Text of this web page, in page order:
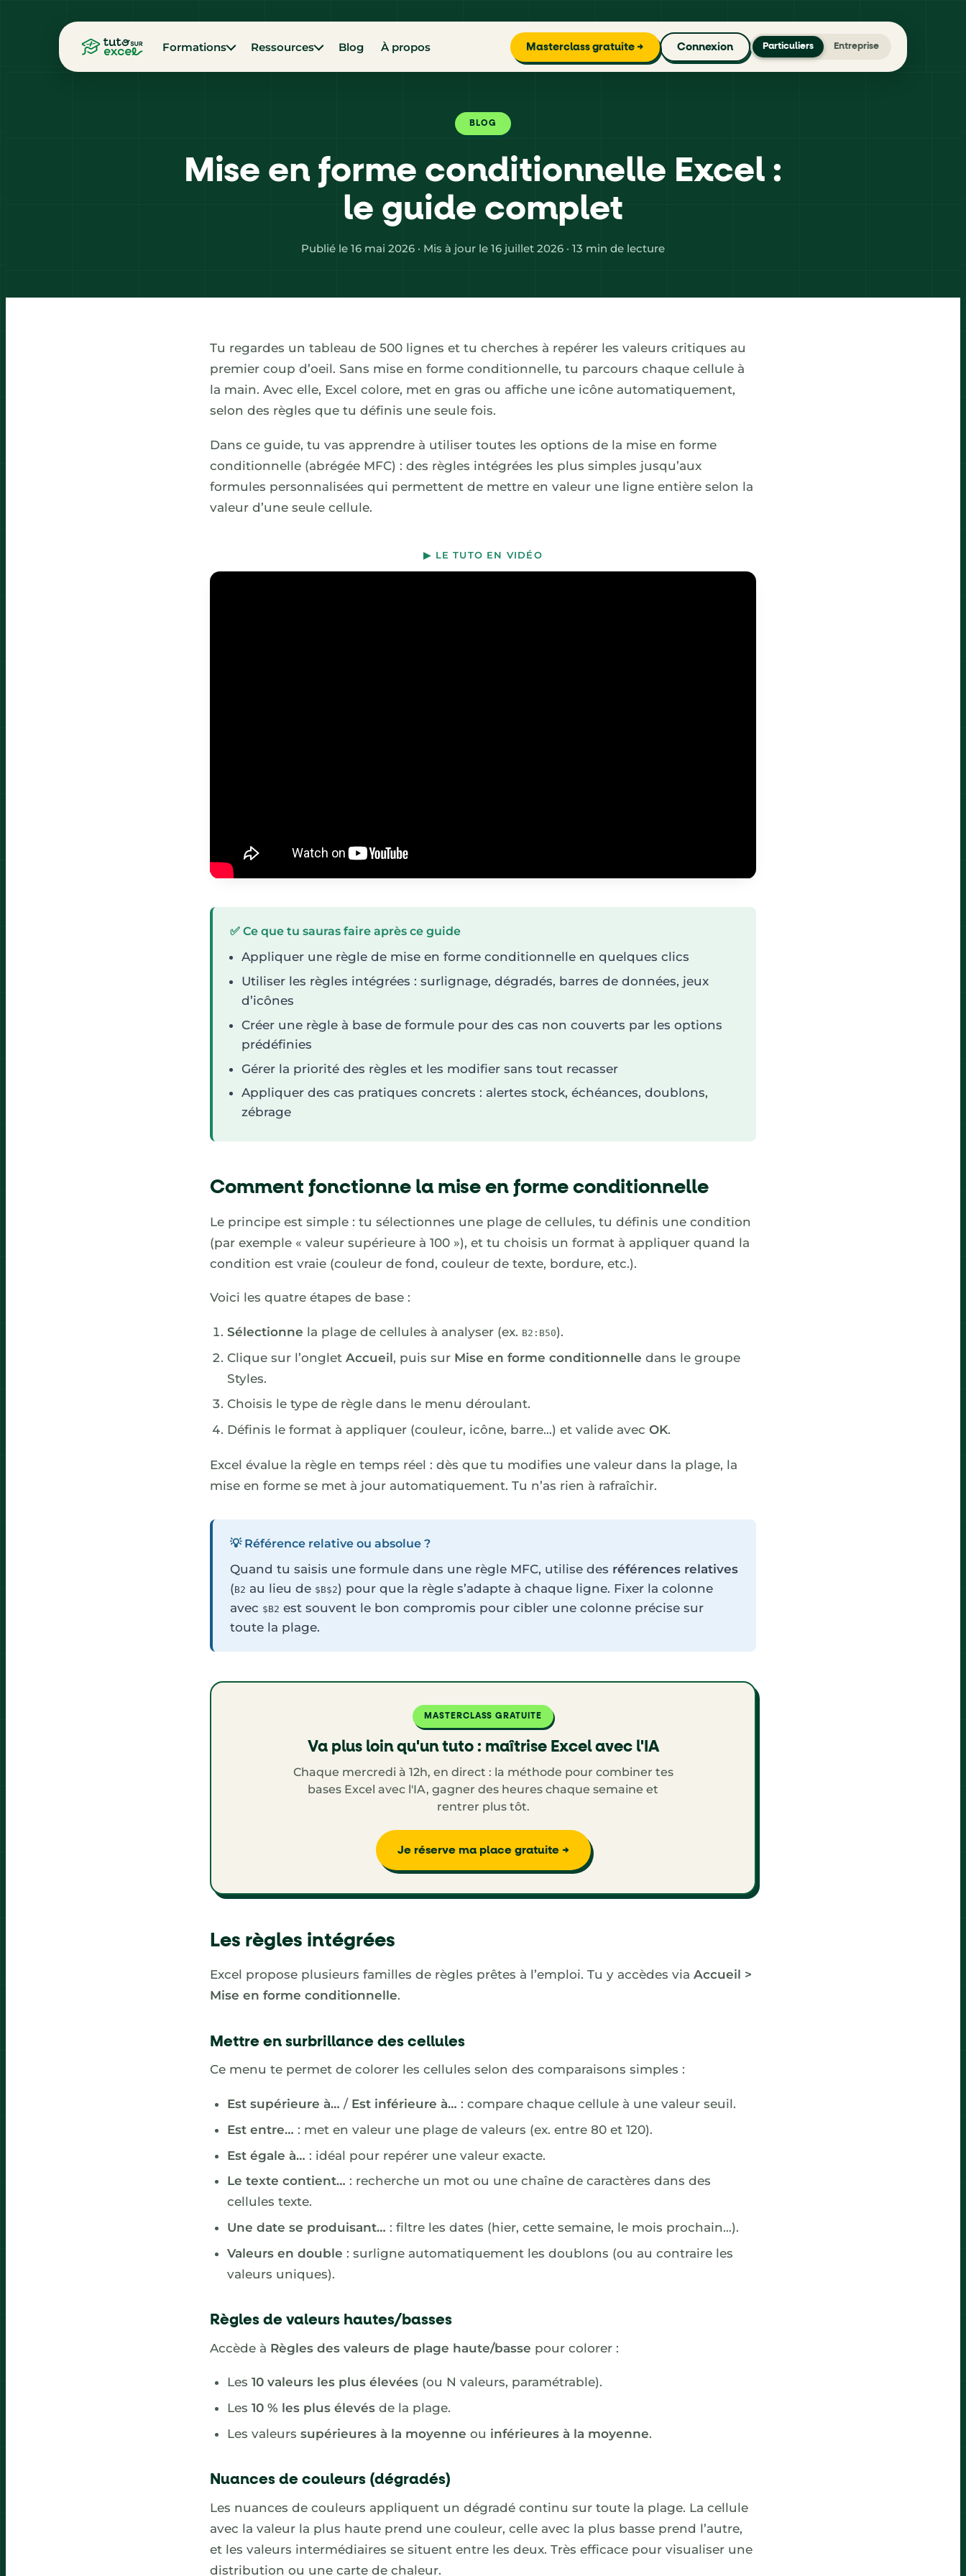
Formations Ressources Blog À propos Masterclass gratuite → Connexion Particuliers Entreprise
BLOG
Mise en forme conditionnelle Excel :
le guide complet
Publié le 16 mai 2026 · Mis à jour le 16 juillet 2026 · 13 min de lecture
Tu regardes un tableau de 500 lignes et tu cherches à repérer les valeurs critiques au
premier coup d’oeil. Sans mise en forme conditionnelle, tu parcours chaque cellule à
la main. Avec elle, Excel colore, met en gras ou affiche une icône automatiquement,
selon des règles que tu définis une seule fois.
Dans ce guide, tu vas apprendre à utiliser toutes les options de la mise en forme
conditionnelle (abrégée MFC) : des règles intégrées les plus simples jusqu’aux
formules personnalisées qui permettent de mettre en valeur une ligne entière selon la
valeur d’une seule cellule.
▶ LE TUTO EN VIDÉO
✅ Ce que tu sauras faire après ce guide
Appliquer une règle de mise en forme conditionnelle en quelques clics
Utiliser les règles intégrées : surlignage, dégradés, barres de données, jeux
d’icônes
Créer une règle à base de formule pour des cas non couverts par les options
prédéfinies
Gérer la priorité des règles et les modifier sans tout recasser
Appliquer des cas pratiques concrets : alertes stock, échéances, doublons,
zébrage
Comment fonctionne la mise en forme conditionnelle
Le principe est simple : tu sélectionnes une plage de cellules, tu définis une condition
(par exemple « valeur supérieure à 100 »), et tu choisis un format à appliquer quand la
condition est vraie (couleur de fond, couleur de texte, bordure, etc.).
Voici les quatre étapes de base :
Sélectionne la plage de cellules à analyser (ex. B2:B50).
Clique sur l’onglet Accueil, puis sur Mise en forme conditionnelle dans le groupe
Styles.
Choisis le type de règle dans le menu déroulant.
Définis le format à appliquer (couleur, icône, barre…) et valide avec OK.
Excel évalue la règle en temps réel : dès que tu modifies une valeur dans la plage, la
mise en forme se met à jour automatiquement. Tu n’as rien à rafraîchir.
💡 Référence relative ou absolue ?
Quand tu saisis une formule dans une règle MFC, utilise des références relatives
(B2 au lieu de $B$2) pour que la règle s’adapte à chaque ligne. Fixer la colonne
avec $B2 est souvent le bon compromis pour cibler une colonne précise sur
toute la plage.
MASTERCLASS GRATUITE
Va plus loin qu'un tuto : maîtrise Excel avec l'IA
Chaque mercredi à 12h, en direct : la méthode pour combiner tes
bases Excel avec l'IA, gagner des heures chaque semaine et
rentrer plus tôt.
Je réserve ma place gratuite →
Les règles intégrées
Excel propose plusieurs familles de règles prêtes à l’emploi. Tu y accèdes via Accueil >
Mise en forme conditionnelle.
Mettre en surbrillance des cellules
Ce menu te permet de colorer les cellules selon des comparaisons simples :
Est supérieure à… / Est inférieure à… : compare chaque cellule à une valeur seuil.
Est entre… : met en valeur une plage de valeurs (ex. entre 80 et 120).
Est égale à… : idéal pour repérer une valeur exacte.
Le texte contient… : recherche un mot ou une chaîne de caractères dans des
cellules texte.
Une date se produisant… : filtre les dates (hier, cette semaine, le mois prochain…).
Valeurs en double : surligne automatiquement les doublons (ou au contraire les
valeurs uniques).
Règles de valeurs hautes/basses
Accède à Règles des valeurs de plage haute/basse pour colorer :
Les 10 valeurs les plus élevées(ou N valeurs, paramétrable).
Les 10 % les plus élevésde la plage.
Les valeurs supérieures à la moyenne ou inférieures à la moyenne.
Nuances de couleurs (dégradés)
Les nuances de couleurs appliquent un dégradé continu sur toute la plage. La cellule
avec la valeur la plus haute prend une couleur, celle avec la plus basse prend l’autre,
et les valeurs intermédiaires se situent entre les deux. Très efficace pour visualiser une
distribution ou une carte de chaleur.